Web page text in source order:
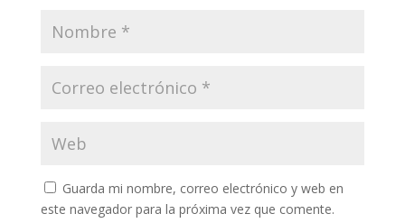
Guarda mi nombre, correo electrónico y web en
este navegador para la próxima vez que comente.